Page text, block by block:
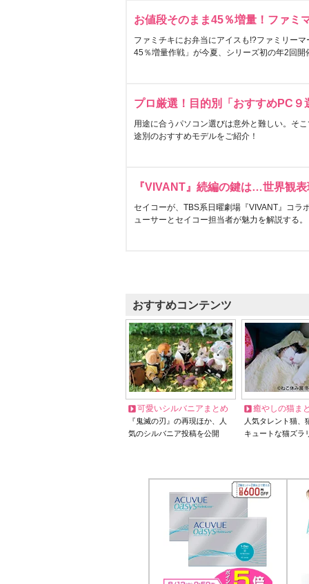
お値段そのまま45％増量！ファミ
ファミチキにお弁当にアイスも!?ファミリー
45％増量作戦」が今夏、シリーズ初の年2回開
プロ厳選！目的別「おすすめPC９
用途に合うパソコン選びは意外と難しい。そ
途別のおすすめモデルをご紹介！
『VIVANT』続編の鍵は…世界観
セイコーが、TBS系日曜劇場『VIVANT』コラ
ューサーとセイコー担当者が魅力を解説する。
おすすめコンテンツ
可愛いシルバニアまとめ
『鬼滅の刃』の再現ほか、人
気のシルバニア投稿を公開
癒やしの猫ま
人気タレント猫
キュートな猫ズラ